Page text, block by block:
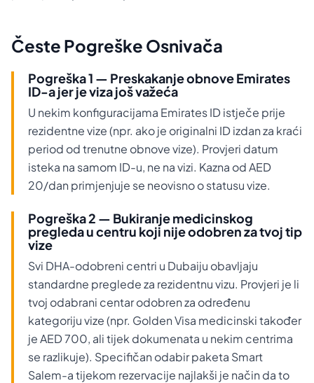
Česte Pogreške Osnivača
Pogreška 1 — Preskakanje obnove Emirates
ID-a jer je viza još važeća
U nekim konfiguracijama Emirates ID istječe prije
rezidentne vize (npr. ako je originalni ID izdan za kraći
period od trenutne obnove vize). Provjeri datum
isteka na samom ID-u, ne na vizi. Kazna od AED
20/dan primjenjuje se neovisno o statusu vize.
Pogreška 2 — Bukiranje medicinskog
pregleda u centru koji nije odobren za tvoj tip
vize
Svi DHA-odobreni centri u Dubaiju obavljaju
standardne preglede za rezidentnu vizu. Provjeri je li
tvoj odabrani centar odobren za određenu
kategoriju vize (npr. Golden Visa medicinski također
je AED 700, ali tijek dokumenata u nekim centrima
se razlikuje). Specifičan odabir paketa Smart
Salem-a tijekom rezervacije najlakši je način da to